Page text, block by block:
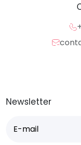
Newsletter
mail(Nécessaire)